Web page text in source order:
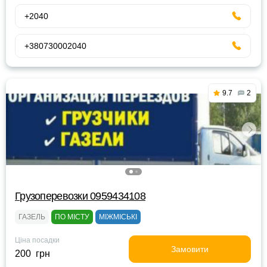
+2040
+380730002040
9.7 2
Грузоперевозки 0959434108
ГАЗЕЛЬ ПО МІСТУ МІЖМІСЬКІ
Ціна посадки
200 грн Замовити